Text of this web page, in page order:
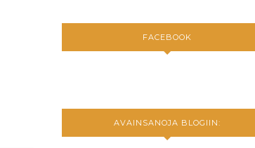
FACEBOOK
AVAINSANOJA BLOGIIN: